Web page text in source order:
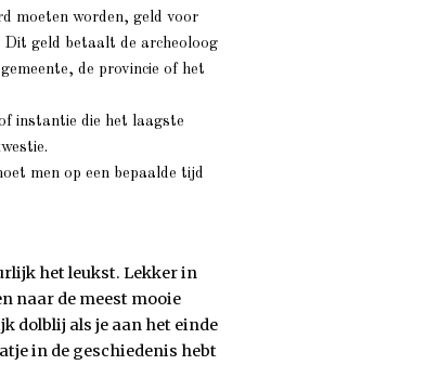
moeten worden, geld voor
Dit geld betaalt de archeoloog
de provincie of het
instantie die het laagste
men op een bepaalde tijd
het leukst. Lekker in
naar de meest mooie
dolblij als je aan het einde
in de geschiedenis hebt